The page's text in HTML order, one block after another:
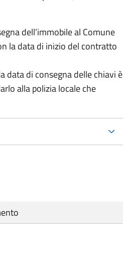
dell’immobile al Comune
la data di inizio del contratto
data di consegna delle chiavi è
alla polizia locale che